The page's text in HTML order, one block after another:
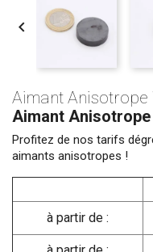

Aimant
Aimant
Profitez de nos tarifs
aimants anisotropes !
à partir de :